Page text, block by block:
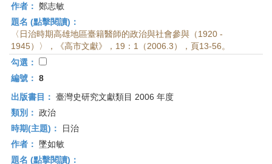
作者： 鄭志敏
題名 (點擊閱讀)：
〈日治時期高雄地區臺籍醫師的政治與社會參與（1920 -
1945）〉，《高市文獻》，19：1（2006.3），頁13-56。
勾選：
編號： 8
出版書目： 臺灣史研究文獻類目 2006 年度
類別： 政治
時期(主題)：
日治
作者： 墜如敏
題名 (點擊閱讀)：